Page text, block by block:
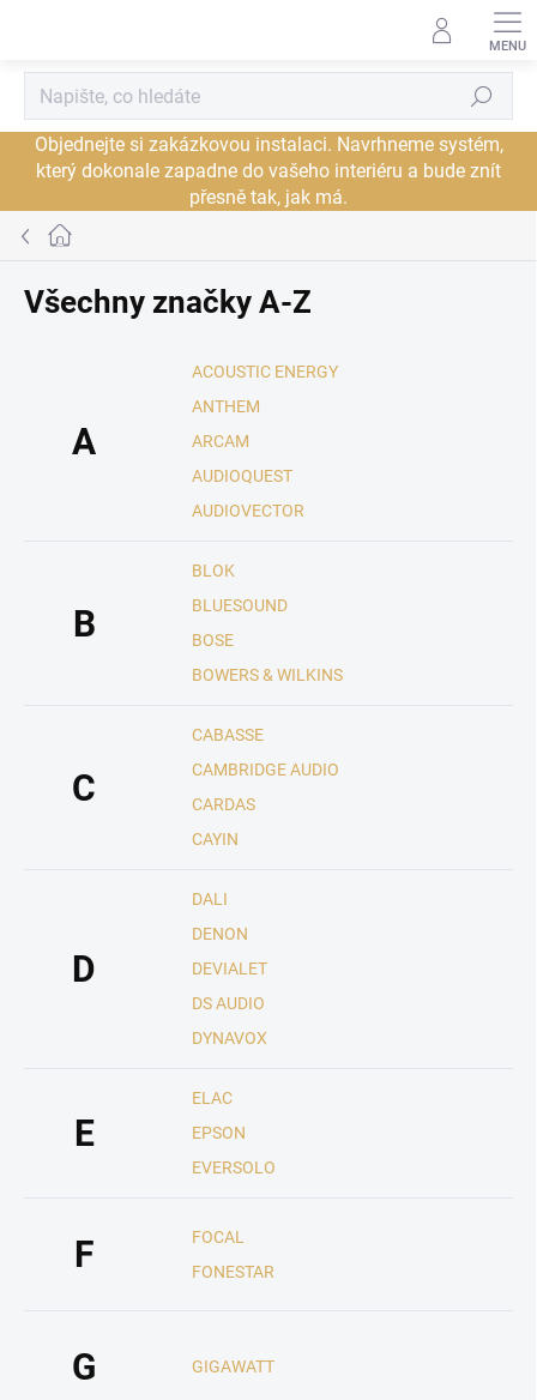
Objednejte si zakázkovou instalaci. Navrhneme systém,
který dokonale zapadne do vašeho interiéru a bude znít
přesně tak, jak má.
Hledat
Domů
Všechny značky A-Z
A
ACOUSTIC ENERGY
ANTHEM
ARCAM
AUDIOQUEST
AUDIOVECTOR
B
BLOK
BLUESOUND
BOSE
BOWERS & WILKINS
C
CABASSE
CAMBRIDGE AUDIO
CARDAS
CAYIN
D
DALI
DENON
DEVIALET
DS AUDIO
DYNAVOX
E
ELAC
EPSON
EVERSOLO
F
FOCAL
FONESTAR
G GIGAWATT